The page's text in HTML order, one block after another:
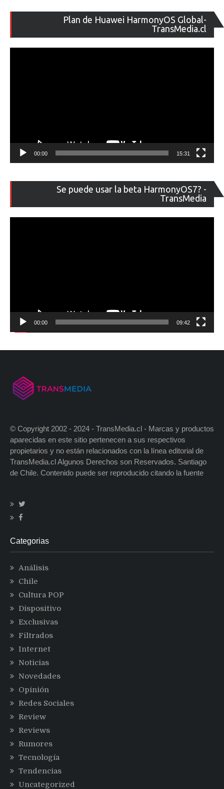
Plan de Huawei HarmonyOS Global-
TransMedia.cl
de
00:00 15:31
Se puede usar la beta HarmonyOS7? -
TransMedia
de
00:00 09:42
© Copyright 2002 - 2024 - TransMedia.cl - Marcas y productos
aparecidas en este sitio pertenecen a sus respectivos
propietarios y no están relacionados con la línea editorial de
TransMedia.cl Algunos Derechos son Reservados. Santiago
de Chile. Contenido puede ser reproducido citando la fuente
Categorias
Análisis
Chile
Cultura POP
Dispositivo
Exclusivas
Filtrados
Internet
Noticias
Novedades
Opinión
Redes Sociales
Review
Reviews
Rumores
Tecnología
Tendencias
Uncategorized